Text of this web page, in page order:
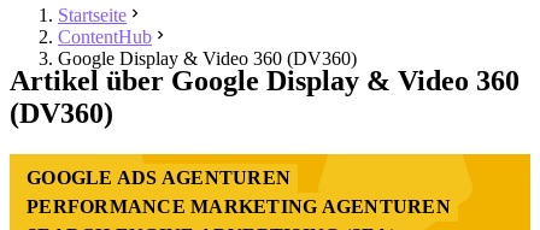
Startseite
ContentHub
Google Display & Video 360 (DV360)
Artikel über Google Display & Video 360
(DV360)
GOOGLE ADS AGENTUREN
PERFORMANCE MARKETING AGENTUREN